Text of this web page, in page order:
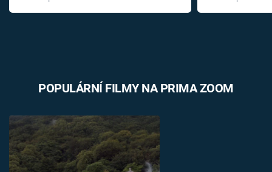
POPULÁRNÍ FILMY NA PRIMA ZOOM